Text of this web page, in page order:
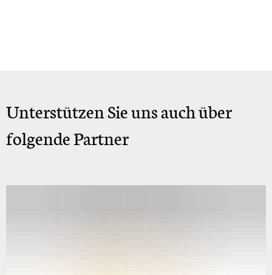
Unterstützen Sie uns auch über
folgende Partner